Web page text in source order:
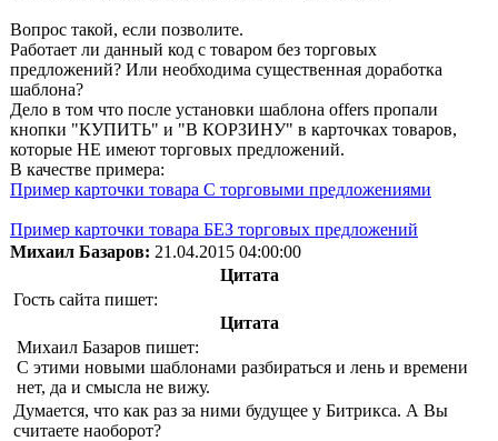
Вопрос такой, если позволите.
Работает ли данный код с товаром без торговых
предложений? Или необходима существенная доработка
шаблона?
Дело в том что после установки шаблона offers пропали
кнопки "КУПИТЬ" и "В КОРЗИНУ" в карточках товаров,
которые НЕ имеют торговых предложений.
В качестве примера:
Пример карточки товара С торговыми предложениями
Пример карточки товара БЕЗ торговых предложений
Михаил Базаров: 21.04.2015 04:00:00
Цитата
Гость сайта пишет:
Цитата
Михаил Базаров пишет:
С этими новыми шаблонами разбираться и лень и времени
нет, да и смысла не вижу.
Думается, что как раз за ними будущее у Битрикса. А Вы
считаете наоборот?